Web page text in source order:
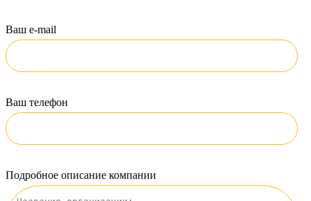
Ваш e-mail
Ваш телефон
Подробное описание компании